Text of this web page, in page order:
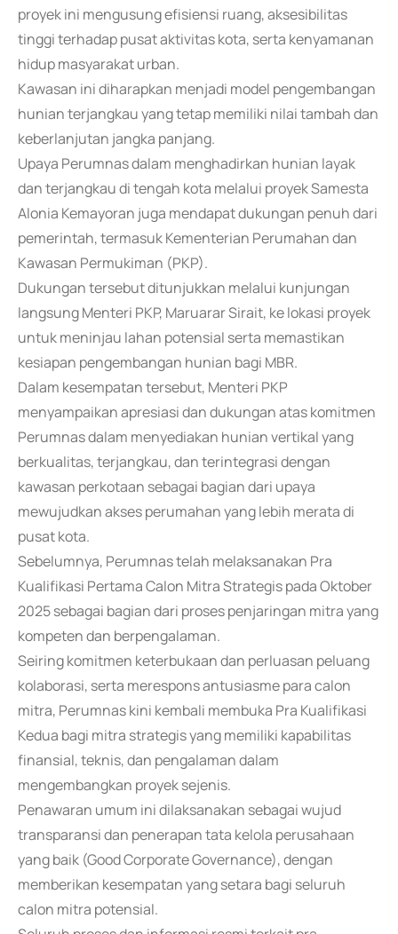
proyek ini mengusung efisiensi ruang, aksesibilitas
tinggi terhadap pusat aktivitas kota, serta kenyamanan
hidup masyarakat urban.
Kawasan ini diharapkan menjadi model pengembangan
hunian terjangkau yang tetap memiliki nilai tambah dan
keberlanjutan jangka panjang.
Upaya Perumnas dalam menghadirkan hunian layak
dan terjangkau di tengah kota melalui proyek Samesta
Alonia Kemayoran juga mendapat dukungan penuh dari
pemerintah, termasuk Kementerian Perumahan dan
Kawasan Permukiman (PKP).
Dukungan tersebut ditunjukkan melalui kunjungan
langsung Menteri PKP, Maruarar Sirait, ke lokasi proyek
untuk meninjau lahan potensial serta memastikan
kesiapan pengembangan hunian bagi MBR.
Dalam kesempatan tersebut, Menteri PKP
menyampaikan apresiasi dan dukungan atas komitmen
Perumnas dalam menyediakan hunian vertikal yang
berkualitas, terjangkau, dan terintegrasi dengan
kawasan perkotaan sebagai bagian dari upaya
mewujudkan akses perumahan yang lebih merata di
pusat kota.
Sebelumnya, Perumnas telah melaksanakan Pra
Kualifikasi Pertama Calon Mitra Strategis pada Oktober
2025 sebagai bagian dari proses penjaringan mitra yang
kompeten dan berpengalaman.
Seiring komitmen keterbukaan dan perluasan peluang
kolaborasi, serta merespons antusiasme para calon
mitra, Perumnas kini kembali membuka Pra Kualifikasi
Kedua bagi mitra strategis yang memiliki kapabilitas
finansial, teknis, dan pengalaman dalam
mengembangkan proyek sejenis.
Penawaran umum ini dilaksanakan sebagai wujud
transparansi dan penerapan tata kelola perusahaan
yang baik (Good Corporate Governance), dengan
memberikan kesempatan yang setara bagi seluruh
calon mitra potensial.